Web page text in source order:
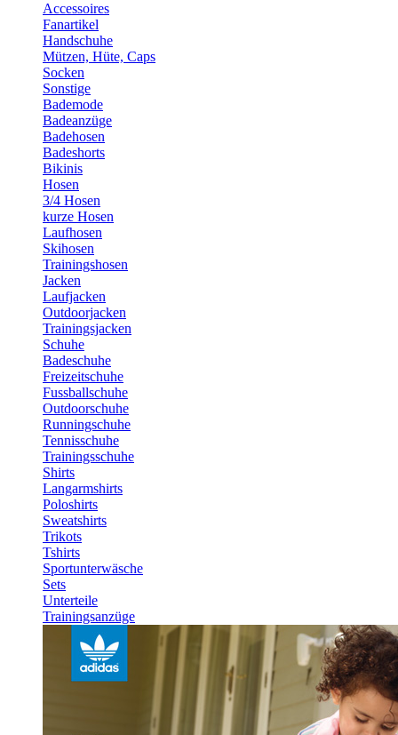
Accessoires
Fanartikel
Handschuhe
Mützen, Hüte, Caps
Socken
Sonstige
Bademode
Badeanzüge
Badehosen
Badeshorts
Bikinis
Hosen
3/4 Hosen
kurze Hosen
Laufhosen
Skihosen
Trainingshosen
Jacken
Laufjacken
Outdoorjacken
Trainingsjacken
Schuhe
Badeschuhe
Freizeitschuhe
Fussballschuhe
Outdoorschuhe
Runningschuhe
Tennisschuhe
Trainingsschuhe
Shirts
Langarmshirts
Poloshirts
Sweatshirts
Trikots
Tshirts
Sportunterwäsche
Sets
Unterteile
Trainingsanzüge